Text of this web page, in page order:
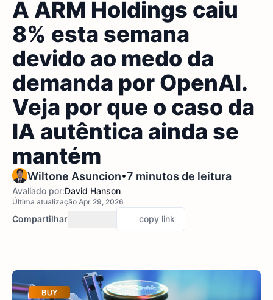
A ARM Holdings caiu
8% esta semana
devido ao medo da
demanda por OpenAI.
Veja por que o caso da
IA autêntica ainda se
mantém
Wiltone Asuncion•7 minutos de leitura
Avaliado por:David Hanson
Última atualização Apr 29, 2026
Compartilhar copy link